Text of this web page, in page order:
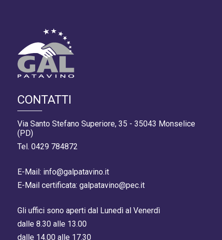
CONTATTI
Via Santo Stefano Superiore, 35 - 35043 Monselice
(PD)
Tel. 0429 784872
E-Mail: info@galpatavino.it
E-Mail certificata: galpatavino@pec.it
Gli uffici sono aperti dal Lunedì al Venerdì
dalle 8.30 alle 13.00
dalle 14.00 alle 17.30